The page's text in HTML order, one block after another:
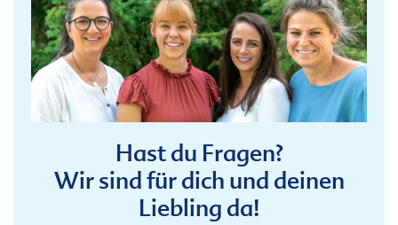
Hast du Fragen?
Wir sind für dich und deinen
Liebling da!